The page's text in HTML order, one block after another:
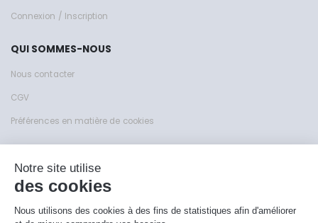
Connexion / Inscription
QUI SOMMES-NOUS
Nous contacter
CGV
Préférences en matière de cookies